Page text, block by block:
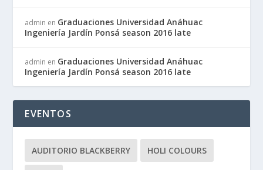
admin en Graduaciones Universidad Anáhuac
Ingeniería Jardín Ponsá season 2016 late
admin en Graduaciones Universidad Anáhuac
Ingeniería Jardín Ponsá season 2016 late
EVENTOS
AUDITORIO BLACKBERRY HOLI COLOURS